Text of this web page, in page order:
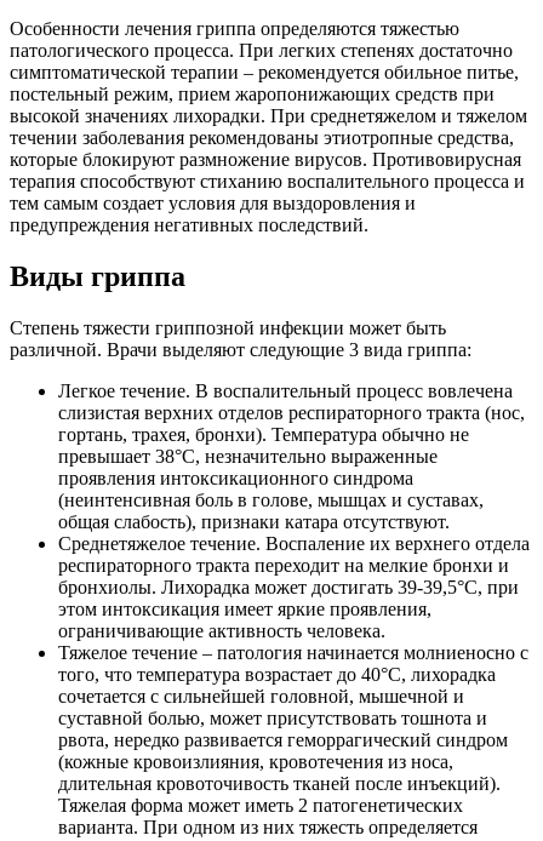
Особенности лечения гриппа определяются тяжестью
патологического процесса. При легких степенях достаточно
симптоматической терапии – рекомендуется обильное питье,
постельный режим, прием жаропонижающих средств при
высокой значениях лихорадки. При среднетяжелом и тяжелом
течении заболевания рекомендованы этиотропные средства,
которые блокируют размножение вирусов. Противовирусная
терапия способствуют стиханию воспалительного процесса и
тем самым создает условия для выздоровления и
предупреждения негативных последствий.
Виды гриппа
Степень тяжести гриппозной инфекции может быть
различной. Врачи выделяют следующие 3 вида гриппа:
Легкое течение. В воспалительный процесс вовлечена
слизистая верхних отделов респираторного тракта (нос,
гортань, трахея, бронхи). Температура обычно не
превышает 38°С, незначительно выраженные
проявления интоксикационного синдрома
(неинтенсивная боль в голове, мышцах и суставах,
общая слабость), признаки катара отсутствуют.
Среднетяжелое течение. Воспаление их верхнего отдела
респираторного тракта переходит на мелкие бронхи и
бронхиолы. Лихорадка может достигать 39-39,5°С, при
этом интоксикация имеет яркие проявления,
ограничивающие активность человека.
Тяжелое течение – патология начинается молниеносно с
того, что температура возрастает до 40°С, лихорадка
сочетается с сильнейшей головной, мышечной и
суставной болью, может присутствовать тошнота и
рвота, нередко развивается геморрагический синдром
(кожные кровоизлияния, кровотечения из носа,
длительная кровоточивость тканей после инъекций).
Тяжелая форма может иметь 2 патогенетических
варианта. При одном из них тяжесть определяется